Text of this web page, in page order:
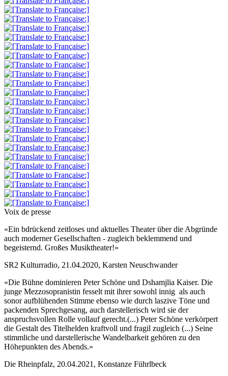
Voix de presse
«Ein bdrückend zeitloses und aktuelles Theater über die Abgründe
auch moderner Gesellschaften - zugleich beklemmend und
begeisternd. Großes Musiktheater!»
SR2 Kulturradio, 21.04.2020, Karsten Neuschwander
«Die Bühne dominieren Peter Schöne und Dshamjlia Kaiser. Die
junge Mezzosopranistin fesselt mit ihrer sowohl innig als auch
sonor aufblühenden Stimme ebenso wie durch laszive Töne und
packenden Sprechgesang, auch darstellerisch wird sie der
anspruchsvollen Rolle vollauf gerecht.(...) Peter Schöne verkörpert
die Gestalt des Titelhelden kraftvoll und fragil zugleich (...) Seine
stimmliche und darstellerische Wandelbarkeit gehören zu den
Höhepunkten des Abends.»
Die Rheinpfalz, 20.04.2021, Konstanze Führlbeck